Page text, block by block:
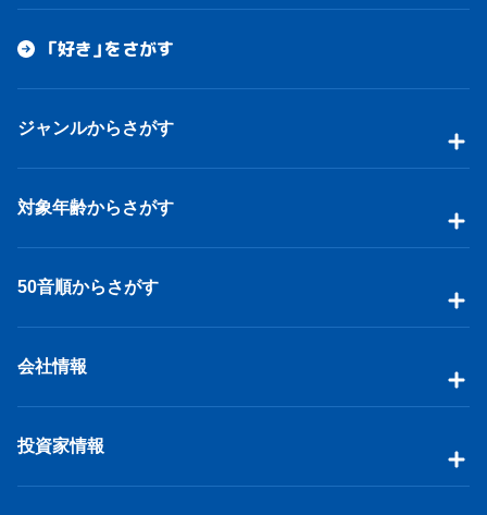
「好き」をさがす
ジャンルからさがす
対象年齢からさがす
50音順からさがす
会社情報
投資家情報